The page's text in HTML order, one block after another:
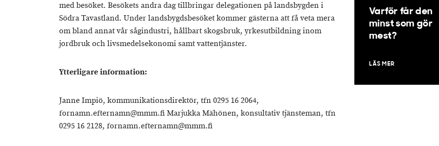
med besöket. Besökets andra dag tillbringar delegationen på landsbygden i
Södra Tavastland. Under landsbygdsbesöket kommer gästerna att få veta mera
om bland annat vår sågindustri, hållbart skogsbruk, yrkesutbildning inom
jordbruk och livsmedelsekonomi samt vattentjänster.
Ytterligare information:
Janne Impiö, kommunikationsdirektör, tfn 0295 16 2064,
fornamn.efternamn@mmm.fi Marjukka Mähönen, konsultativ tjänsteman, tfn
0295 16 2128, fornamn.efternamn@mmm.fi
Varför får den
minst som gör
mest?
LÄS MER